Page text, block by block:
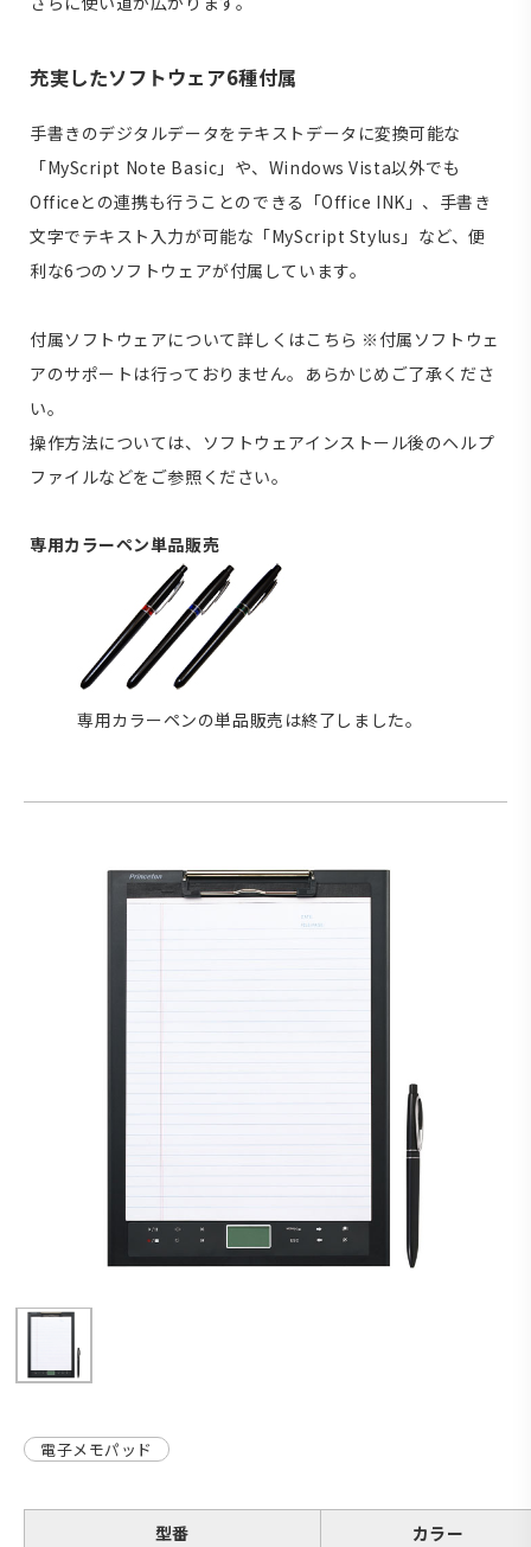
充実したソフトウェア6種付属
手書きのデジタルデータをテキストデータに変換可能な
「MyScript Note Basic」や、Windows Vista以外でも
Officeとの連携も行うことのできる「Office INK」、手書き
文字でテキスト入力が可能な「MyScript Stylus」など、便
利な6つのソフトウェアが付属しています。
付属ソフトウェアについて詳しくはこちら ※付属ソフトウェ
アのサポートは行っておりません。あらかじめご了承くださ
い。
操作方法については、ソフトウェアインストール後のヘルプ
ファイルなどをご参照ください。
専用カラーペン単品販売
専用カラーペンの単品販売は終了しました。
電子メモパッド
型番
カラー